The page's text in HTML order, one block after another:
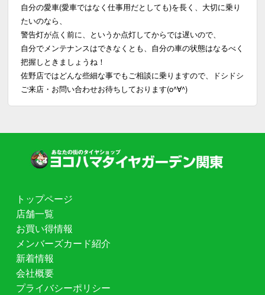
自分の愛車(愛車ではなく仕事用だとしても)を長く、大切に乗り
たいのなら、
警告灯が点く前に、というか点灯してからでは遅いので、
自分でメンテナンスはできなくとも、自分の車の状態はなるべく
把握しときましょうね！
佐野店ではどんな些細な事でもご相談に乗りますので、ドシドシ
ご来店・お問い合わせお待ちしております(o^∀^)
トップページ
店舗一覧
お買い得情報
メンバーズカード紹介
新着情報
会社概要
プライバシーポリシー